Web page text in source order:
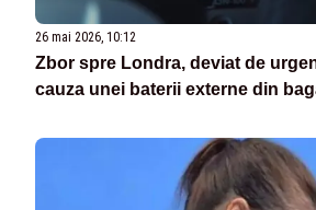
26 mai 2026, 10:12
Zbor spre Londra, deviat de
cauza unei baterii externe din